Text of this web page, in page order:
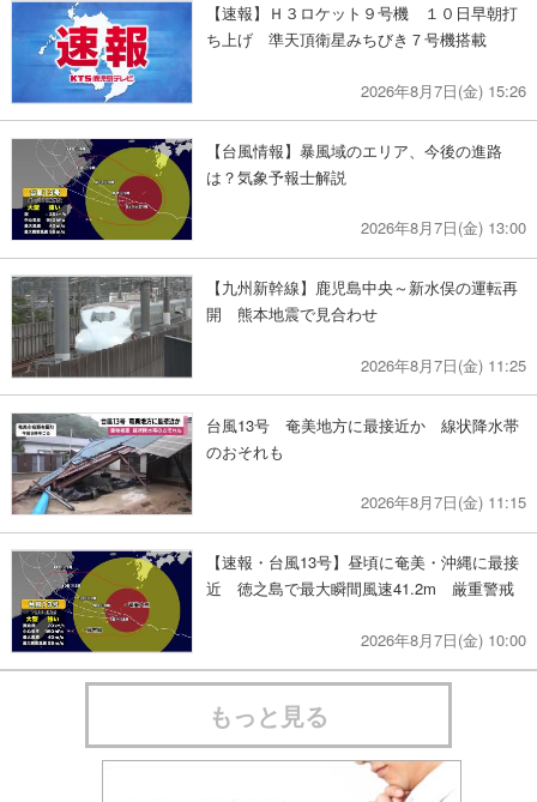
【速報】Ｈ３ロケット９号機 １０日早朝打
ち上げ 準天頂衛星みちびき７号機搭載
2026年8月7日(金) 15:26
【台風情報】暴風域のエリア、今後の進路
は？気象予報士解説
2026年8月7日(金) 13:00
【九州新幹線】鹿児島中央～新水俣の運転再
開 熊本地震で見合わせ
2026年8月7日(金) 11:25
台風13号 奄美地方に最接近か 線状降水帯
のおそれも
2026年8月7日(金) 11:15
【速報・台風13号】昼頃に奄美・沖縄に最接
近 徳之島で最大瞬間風速41.2m 厳重警戒
2026年8月7日(金) 10:00
もっと見る